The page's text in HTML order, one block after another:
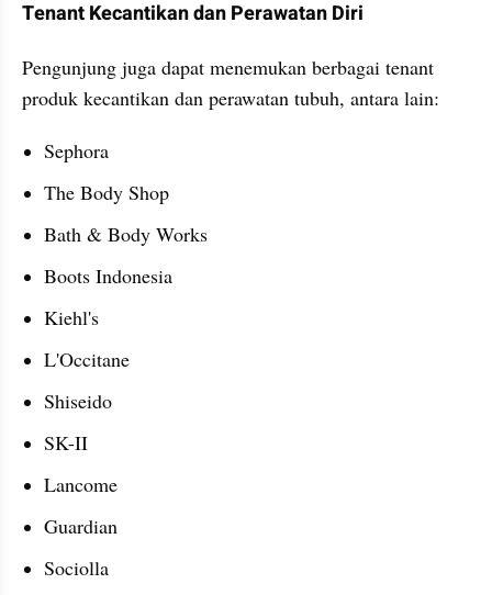
Tenant Kecantikan dan Perawatan Diri
Pengunjung juga dapat menemukan berbagai tenant
produk kecantikan dan perawatan tubuh, antara lain:
Sephora
The Body Shop
Bath & Body Works
Boots Indonesia
Kiehl's
L'Occitane
Shiseido
SK-II
Lancome
Guardian
Sociolla